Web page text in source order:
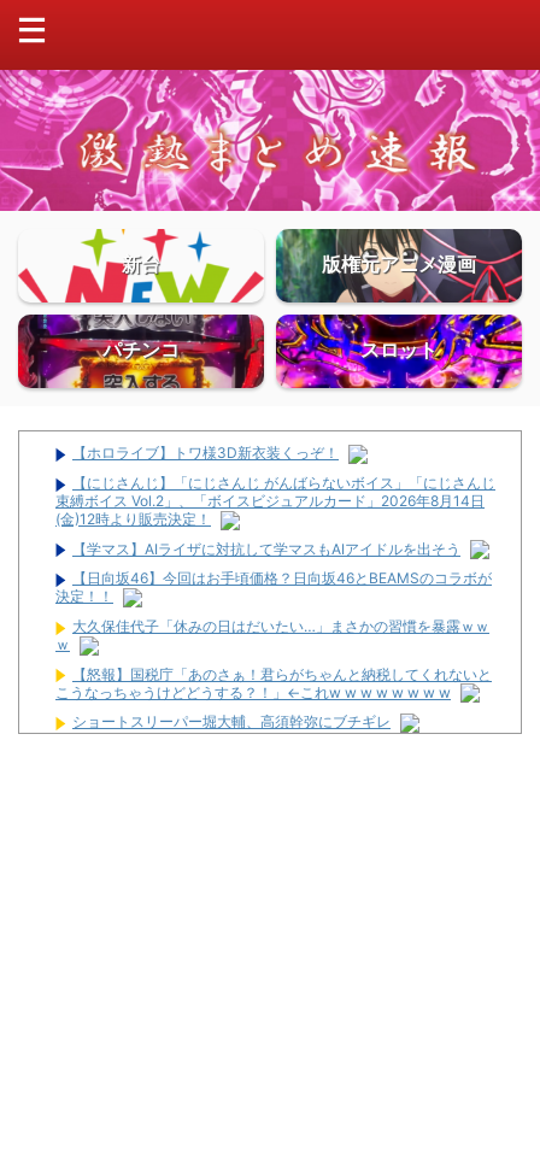
新台 版権元アニメ漫画
パチンコ スロット
【ホロライブ】トワ様3D新衣装くっぞ！
【にじさんじ】「にじさんじ がんばらないボイス」「にじさんじ
束縛ボイス Vol.2」、「ボイスビジュアルカード」2026年8月14日
(金)12時より販売決定！
【学マス】AIライザに対抗して学マスもAIアイドルを出そう
【日向坂46】今回はお手頃価格？日向坂46とBEAMSのコラボが
決定！！
大久保佳代子「休みの日はだいたい…」まさかの習慣を暴露ｗｗ
ｗ
【怒報】国税庁「あのさぁ！君らがちゃんと納税してくれないと
こうなっちゃうけどどうする？！」←これw w w w w w w w
ショートスリーパー堀大輔、高須幹弥にブチギレ